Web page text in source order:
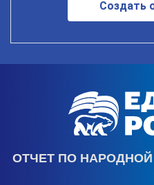
Создать
ОТЧЕТ ПО НАРОДНОЙ